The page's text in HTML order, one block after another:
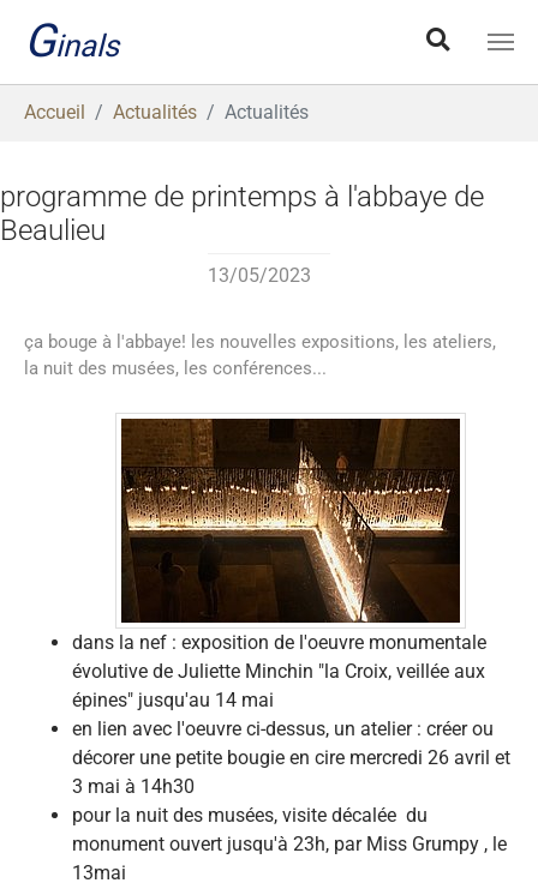
Ginals
Accueil Actualités Actualités
programme de printemps à l'abbaye de
Beaulieu
13/05/2023
ça bouge à l'abbaye! les nouvelles expositions, les ateliers,
la nuit des musées, les conférences...
dans la nef : exposition de l'oeuvre monumentale
évolutive de Juliette Minchin "la Croix, veillée aux
épines" jusqu'au 14 mai
en lien avec l'oeuvre ci-dessus, un atelier : créer ou
décorer une petite bougie en cire mercredi 26 avril et
3 mai à 14h30
pour la nuit des musées, visite décalée du
monument ouvert jusqu'à 23h, par Miss Grumpy , le
13mai